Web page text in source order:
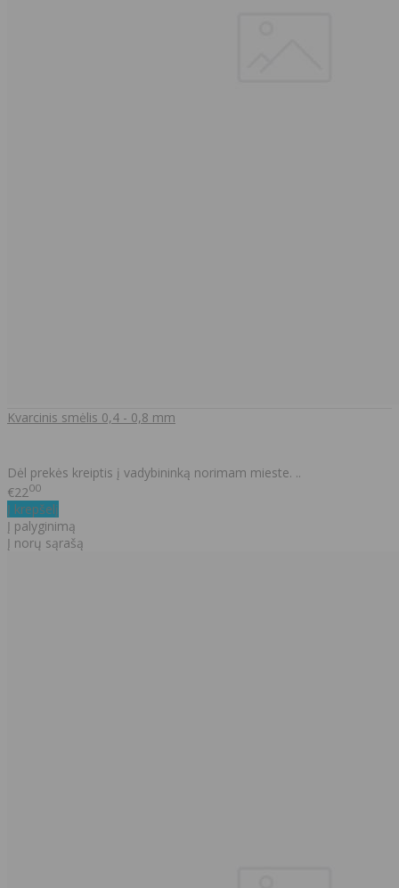
Kvarcinis smėlis 0,4 - 0,8 mm
Dėl prekės kreiptis į vadybininką norimam mieste. ..
€2200
Į krepšelį
Į palyginimą
Į norų sąrašą